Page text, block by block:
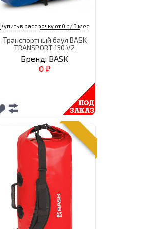
Купить в рассрочку от 0 р/ 3 мес
Транспортный баул BASK
TRANSPORT 150 V2
Бренд: BASK
0 ₽